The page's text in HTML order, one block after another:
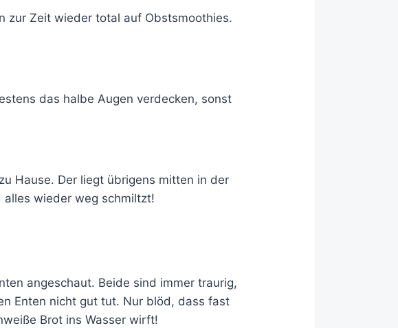
zur Zeit wieder total auf Obstsmoothies.
das halbe Augen verdecken, sonst
Hause. Der liegt übrigens mitten in der
wieder weg schmiltzt!
angeschaut. Beide sind immer traurig,
Enten nicht gut tut. Nur blöd, dass fast
Brot ins Wasser wirft!